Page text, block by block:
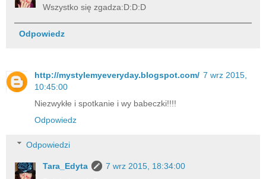
Wszystko się zgadza:D:D:D
Odpowiedz
http://mystylemyeveryday.blogspot.com/ 7 wrz 2015,
10:45:00
Niezwykłe i spotkanie i wy babeczki!!!!
Odpowiedz
Odpowiedzi
Tara_Edyta
7 wrz 2015, 18:34:00